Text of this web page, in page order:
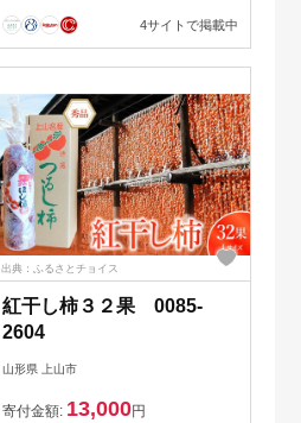
4サイトで掲載中
出典：ふるさとチョイス
紅干し柿３２果 0085-
2604
山形県 上山市
寄付金額: 13,000円